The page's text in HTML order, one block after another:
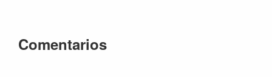
Interacciones
Comentarios